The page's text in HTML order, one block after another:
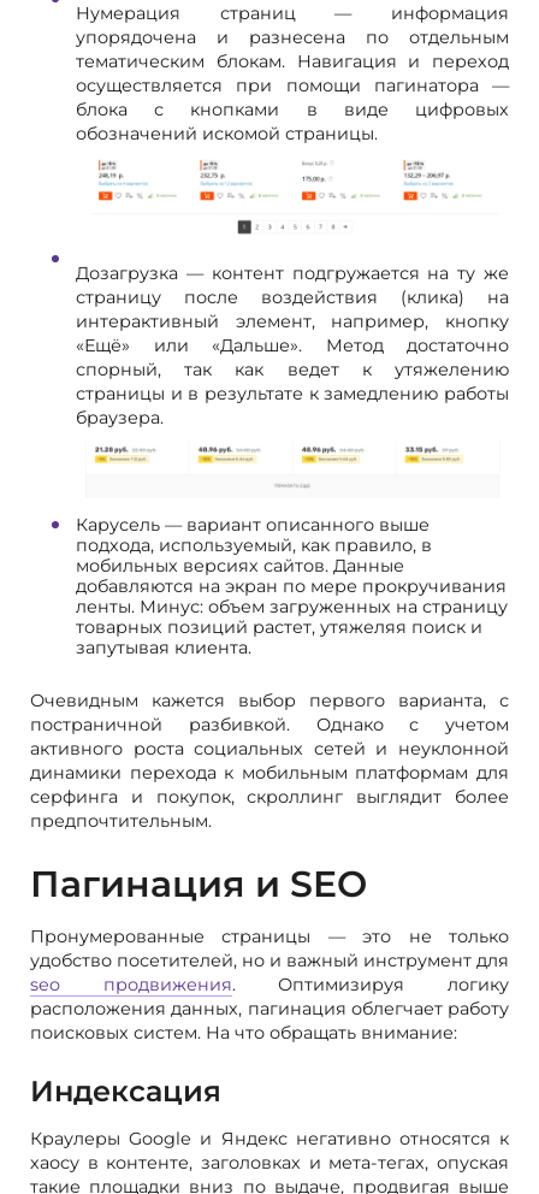
Нумерация страниц — информация
упорядочена и разнесена по отдельным
тематическим блокам. Навигация и переход
осуществляется при помощи пагинатора —
блока с кнопками в виде цифровых
обозначений искомой страницы.
Дозагрузка — контент подгружается на ту же
страницу после воздействия (клика) на
интерактивный элемент, например, кнопку
«Ещё» или «Дальше». Метод достаточно
спорный, так как ведет к утяжелению
страницы и в результате к замедлению работы
браузера.
Карусель — вариант описанного выше
подхода, используемый, как правило, в
мобильных версиях сайтов. Данные
добавляются на экран по мере прокручивания
ленты. Минус: объем загруженных на страницу
товарных позиций растет, утяжеляя поиск и
запутывая клиента.
Очевидным кажется выбор первого варианта, с
постраничной разбивкой. Однако с учетом
активного роста социальных сетей и неуклонной
динамики перехода к мобильным платформам для
серфинга и покупок, скроллинг выглядит более
предпочтительным.
Пагинация и SEO
Пронумерованные страницы — это не только
удобство посетителей, но и важный инструмент для
seo продвижения. Оптимизируя логику
расположения данных, пагинация облегчает работу
поисковых систем. На что обращать внимание:
Индексация
Краулеры Google и Яндекс негативно относятся к
хаосу в контенте, заголовках и мета-тегах, опуская
такие площадки вниз по выдаче, продвигая выше